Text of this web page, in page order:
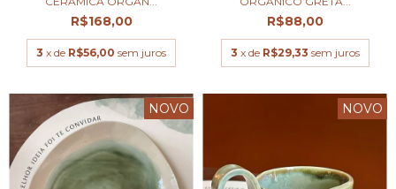
R$168,00
3 x de R$56,00 sem juros
R$88,00
3 x de R$29,33 sem juros
NOVO NOVO